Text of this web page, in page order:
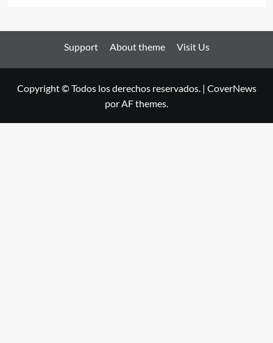
Support About theme Visit Us
Copyright © Todos los derechos reservados. | CoverNews
por AF themes.